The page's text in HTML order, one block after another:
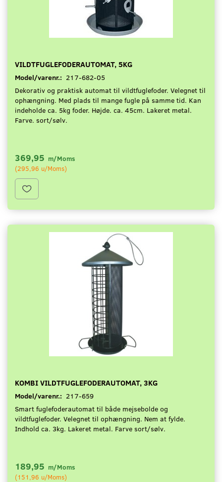
VILDTFUGLEFODERAUTOMAT, 5KG
Model/varenr.: 217-682-05
Dekorativ og praktisk automat til vildtfuglefoder. Velegnet til
ophængning. Med plads til mange fugle på samme tid. Kan
indeholde ca. 5kg foder. Højde. ca. 45cm. Lakeret metal.
Farve. sort/sølv.
369,95 m/Moms
(295,96 u/Moms)
KOMBI VILDTFUGLEFODERAUTOMAT, 3KG
Model/varenr.: 217-659
Smart fuglefoderautomat til både mejsebolde og
vildtfuglefoder. Velegnet til ophængning. Nem at fylde.
Indhold ca. 3kg. Lakeret metal. Farve sort/sølv.
189,95 m/Moms
(151,96 u/Moms)